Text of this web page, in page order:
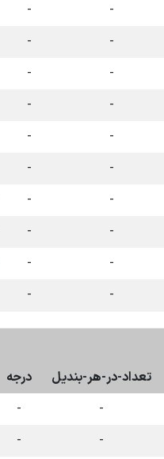
-
-
-
-
-
-
-
-
-
-
-
-
-
-
-
-
-
-
-
-
تعداد-در-هر-بندیل درجه
-
-
-
-